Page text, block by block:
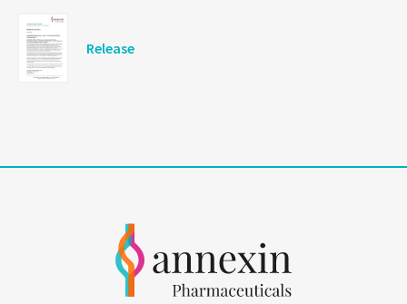
Release